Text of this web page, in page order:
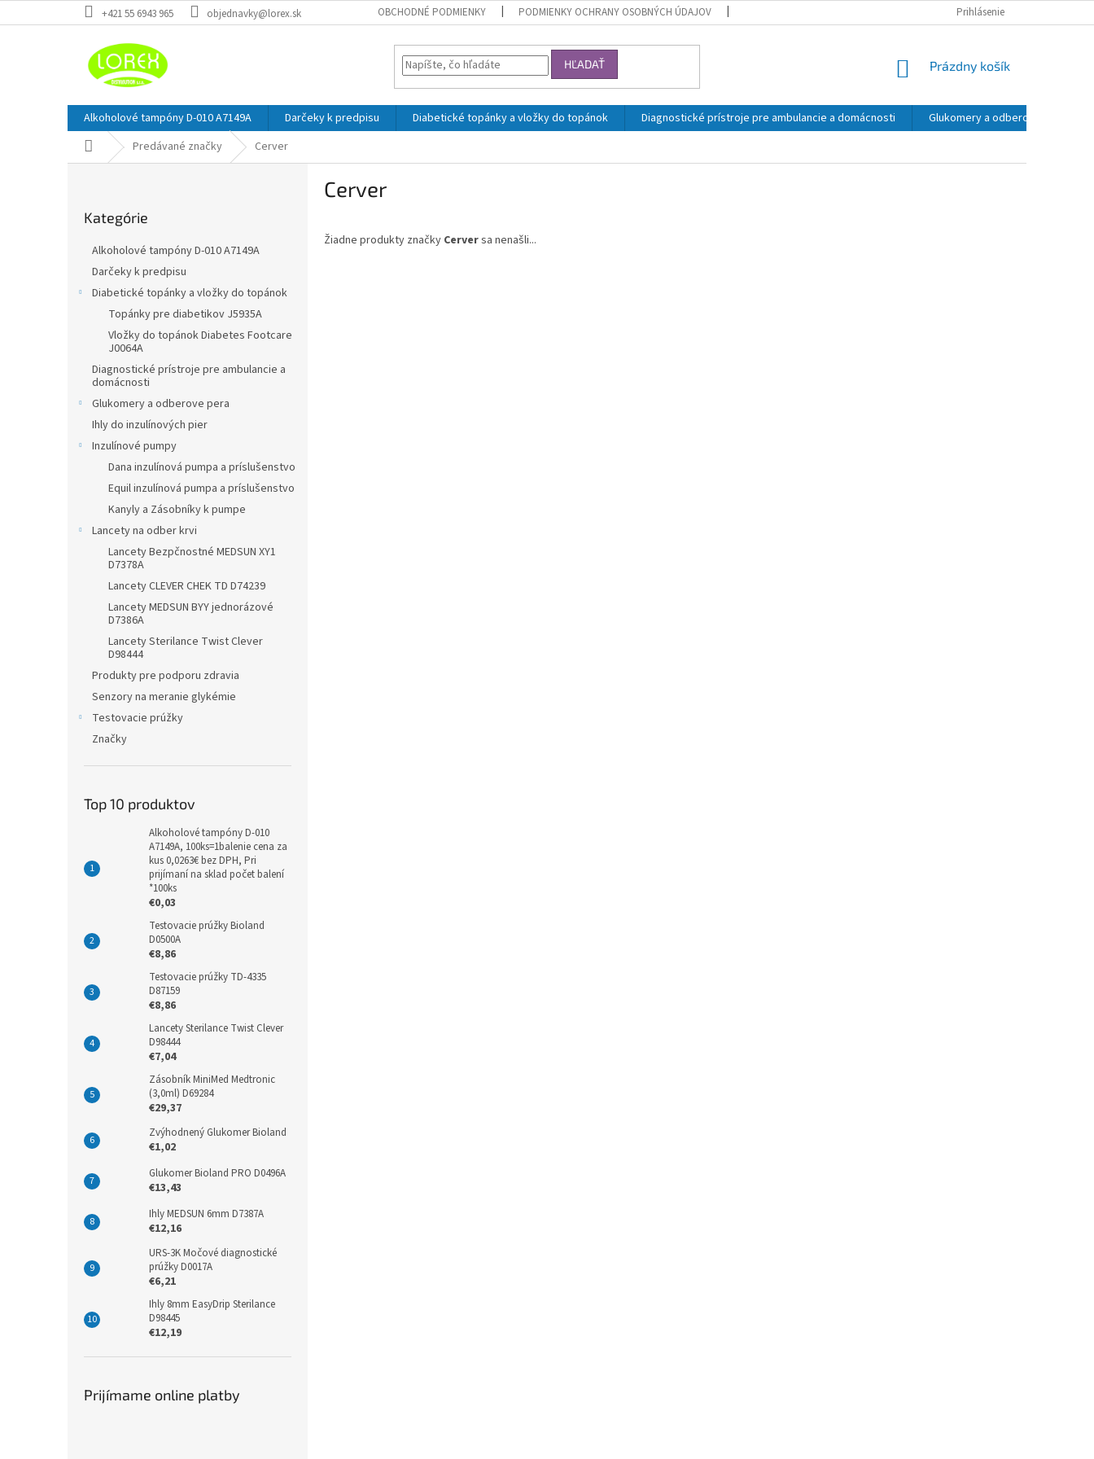
na
+421 55 6943 965 objednavky@lorex.sk OBCHODNÉ PODMIENKY PODMIENKY OCHRANY OSOBNÝCH ÚDAJOV Prihlásenie
HĽADAŤ
NÁKUPNÝ
Prázdny košík
Alkoholové tampóny D-010 A7149A Darčeky k predpisu Diabetické topánky a vložky do topánok Diagnostické prístroje pre ambulancie a domácnosti
Glukomery a odberove pera
DomovPredávané značky Cerver
kategórie
Kategórie
Alkoholové tampóny D-010 A7149A
Darčeky k predpisu
Diabetické topánky a vložky do topánok
Topánky pre diabetikov J5935A
Vložky do topánok Diabetes Footcare
J0064A
Diagnostické prístroje pre ambulancie a
domácnosti
Glukomery a odberove pera
Ihly do inzulínových pier
Inzulínové pumpy
Dana inzulínová pumpa a príslušenstvo
Equil inzulínová pumpa a príslušenstvo
Kanyly a Zásobníky k pumpe
Lancety na odber krvi
Lancety Bezpčnostné MEDSUN XY1
D7378A
Lancety CLEVER CHEK TD D74239
Lancety MEDSUN BYY jednorázové
D7386A
Lancety Sterilance Twist Clever
D98444
Produkty pre podporu zdravia
Senzory na meranie glykémie
Testovacie prúžky
Značky
Top 10 produktov
Alkoholové tampóny D-010
A7149A, 100ks=1balenie cena za
kus 0,0263€ bez DPH, Pri
prijímaní na sklad počet balení
*100ks
€0,03
Testovacie prúžky Bioland
D0500A
€8,86
Testovacie prúžky TD-4335
D87159
€8,86
Lancety Sterilance Twist Clever
D98444
€7,04
Zásobník MiniMed Medtronic
(3,0ml) D69284
€29,37
Zvýhodnený Glukomer Bioland
€1,02
Glukomer Bioland PRO D0496A
€13,43
Ihly MEDSUN 6mm D7387A
€12,16
URS-3K Močové diagnostické
prúžky D0017A
€6,21
Ihly 8mm EasyDrip Sterilance
D98445
€12,19
Prijímame online platby
Cerver
Žiadne produkty značky Cerversa nenašli...